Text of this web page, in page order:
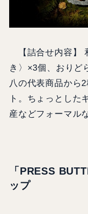
【詰合せ内容】
き〉×3個、おりど
八の代表商品から
ト。ちょっとした
産などフォーマル
「PRESS
ップ